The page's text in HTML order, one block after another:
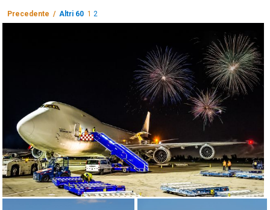
Precedente / Altri 60 1 2